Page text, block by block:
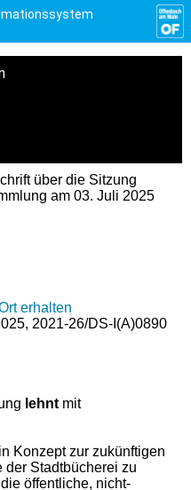
über die Sitzung
am 03. Juli 2025
erhalten
2021-26/DS-I(A)0890
lehnt mit
Konzept zur zukünftigen
der Stadtbücherei zu
öffentliche, nicht-